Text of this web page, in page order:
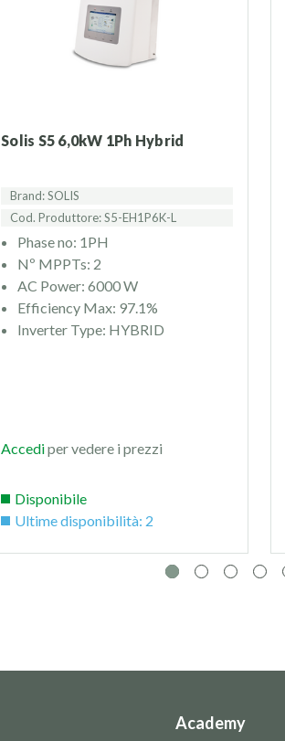
Solis S5 6,0kW 1Ph Hybrid
Brand: SOLIS
Cod. Produttore: S5-EH1P6K-L
Phase no: 1PH
Nº MPPTs: 2
AC Power: 6000 W
Efficiency Max: 97.1%
Inverter Type: HYBRID
Accediper vedere i prezzi
Disponibile
Ultime disponibilità: 2
Academy